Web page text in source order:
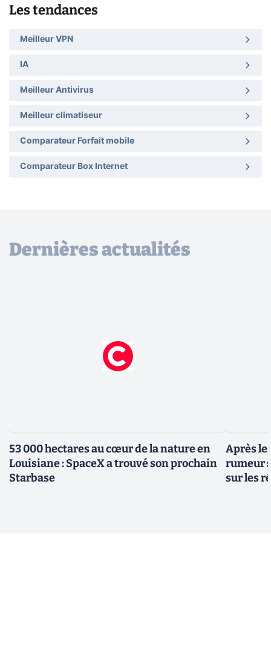
Les tendances
Meilleur VPN
IA
Meilleur Antivirus
Meilleur climatiseur
Comparateur Forfait mobile
Comparateur Box Internet
Dernières actualités
53 000 hectares au cœur de la nature en
Louisiane : SpaceX a trouvé son prochain
Starbase
Après
rumeur
sur les